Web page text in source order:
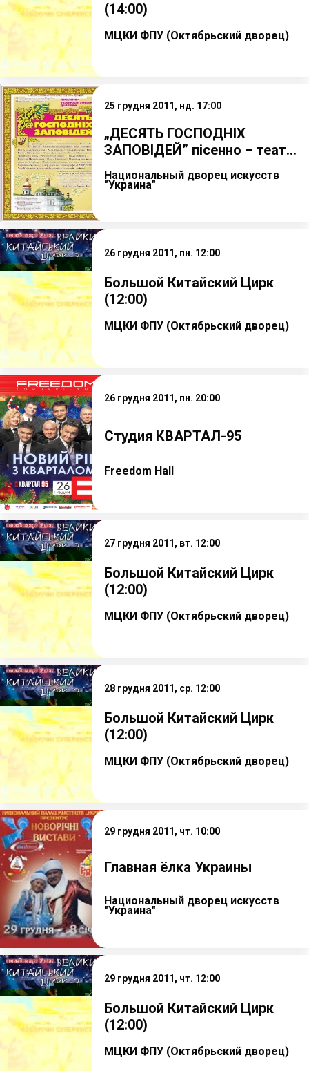
(14:00)
МЦКИ ФПУ (Октябрьский дворец)
25 грудня 2011, нд. 17:00
„ДЕСЯТЬ ГОСПОДНІХ
ЗАПОВІДЕЙ” пісенно – теат...
Национальный дворец искусств
"Украина"
26 грудня 2011, пн. 12:00
Большой Китайский Цирк
(12:00)
МЦКИ ФПУ (Октябрьский дворец)
26 грудня 2011, пн. 20:00
Студия КВАРТАЛ-95
Freedom Hall
27 грудня 2011, вт. 12:00
Большой Китайский Цирк
(12:00)
МЦКИ ФПУ (Октябрьский дворец)
28 грудня 2011, ср. 12:00
Большой Китайский Цирк
(12:00)
МЦКИ ФПУ (Октябрьский дворец)
29 грудня 2011, чт. 10:00
Главная ёлка Украины
Национальный дворец искусств
"Украина"
29 грудня 2011, чт. 12:00
Большой Китайский Цирк
(12:00)
МЦКИ ФПУ (Октябрьский дворец)